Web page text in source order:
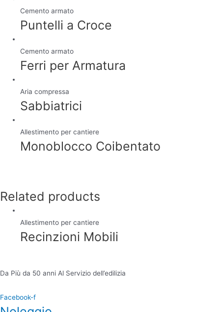
Cemento armato
Puntelli a Croce
Cemento armato
Ferri per Armatura
Aria compressa
Sabbiatrici
Allestimento per cantiere
Monoblocco Coibentato
Related products
Allestimento per cantiere
Recinzioni Mobili
Da Più da 50 anni Al Servizio dell’edilizia
Facebook-f